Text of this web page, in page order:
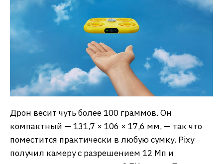
Дрон весит чуть более 100 граммов. Он
компактный — 131,7 × 106 × 17,6 мм, — так что
поместится практически в любую сумку. Pixy
получил камеру с разрешением 12 Мп и